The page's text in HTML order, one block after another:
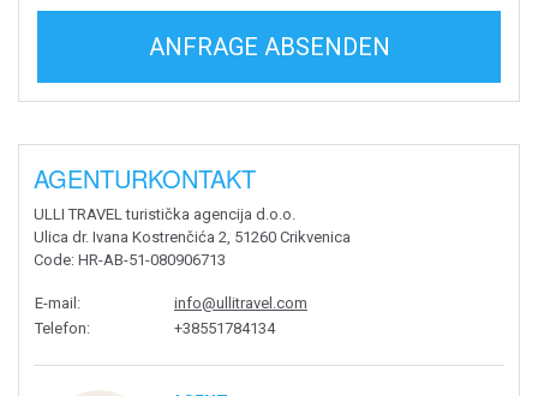
ANFRAGE ABSENDEN
AGENTURKONTAKT
ULLI TRAVEL turistička agencija d.o.o.
Ulica dr. Ivana Kostrenčića 2, 51260 Crikvenica
Code: HR-AB-51-080906713
E-mail :
info@ullitravel.com
Telefon: +38551784134